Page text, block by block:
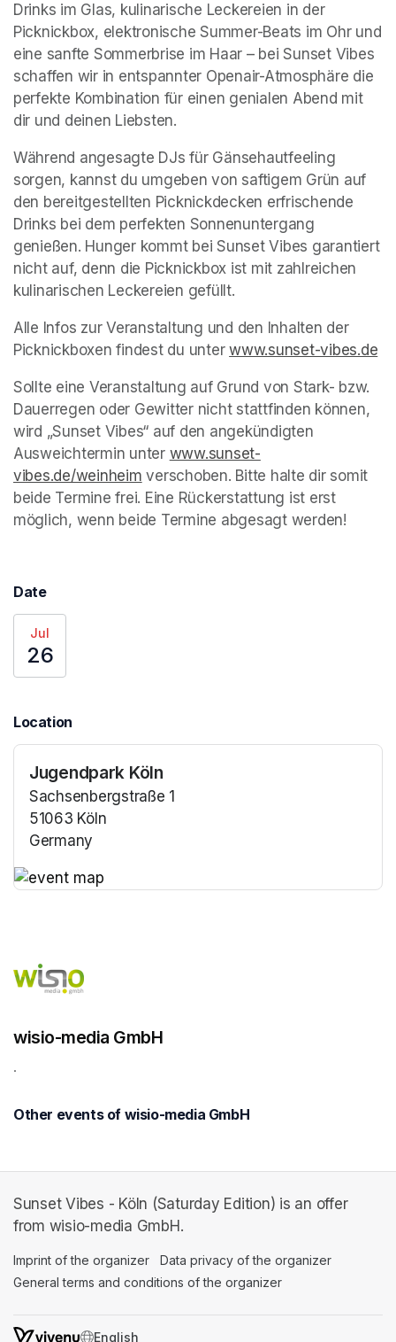
Drinks im Glas, kulinarische Leckereien in der
Picknickbox, elektronische Summer-Beats im Ohr und
eine sanfte Sommerbrise im Haar – bei Sunset Vibes
schaffen wir in entspannter Openair-Atmosphäre die
perfekte Kombination für einen genialen Abend mit
dir und deinen Liebsten.
Während angesagte DJs für Gänsehautfeeling
sorgen, kannst du umgeben von saftigem Grün auf
den bereitgestellten Picknickdecken erfrischende
Drinks bei dem perfekten Sonnenuntergang
genießen. Hunger kommt bei Sunset Vibes garantiert
nicht auf, denn die Picknickbox ist mit zahlreichen
kulinarischen Leckereien gefüllt.
Alle Infos zur Veranstaltung und den Inhalten der
Picknickboxen findest du unter www.sunset-vibes.de
Sollte eine Veranstaltung auf Grund von Stark- bzw.
Dauerregen oder Gewitter nicht stattfinden können,
wird „Sunset Vibes“ auf den angekündigten
Ausweichtermin unter www.sunset-
vibes.de/weinheim (opens in a new tab)
verschoben. Bitte halte dir somit
beide Termine frei. Eine Rückerstattung ist erst
möglich, wenn beide Termine abgesagt werden!
Date
Jul
26
Location
Jugendpark Köln
Sachsenbergstraße 1
51063 Köln
Germany
wisio-media GmbH
.
Other events of wisio-media GmbH
Sunset Vibes - Köln (Saturday Edition) is an offer
from wisio-media GmbH.
Imprint of the organizer (opens in a new tab)
Data privacy of the organizer
General terms and conditions of the organizer